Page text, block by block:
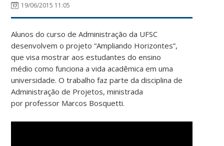
19/06/2015 11:05
Alunos do curso de Administração da UFSC
desenvolvem o projeto “Ampliando Horizontes”,
que visa mostrar aos estudantes do ensino
médio como funciona a vida acadêmica em uma
universidade. O trabalho faz parte da disciplina de
Administração de Projetos, ministrada
por professor Marcos Bosquetti.